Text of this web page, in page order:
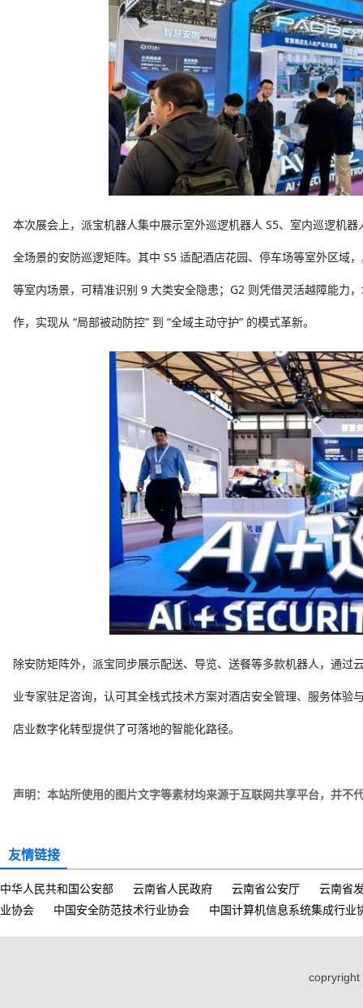
本次展会上，派宝机器人集中展示室外巡逻机器人 S5、室内巡逻机
全场景的安防巡逻矩阵。其中 S5 适配酒店花园、停车场等室外区域
等室内场景，可精准识别 9 大类安全隐患；G2 则凭借灵活越障能力
作，实现从 “局部被动防控” 到 “全域主动守护” 的模式革新。
除安防矩阵外，派宝同步展示配送、导览、送餐等多款机器人，通
业专家驻足咨询，认可其全栈式技术方案对酒店安全管理、服务体
店业数字化转型提供了可落地的智能化路径。
声明：本站所使用的图片文字等素材均来源于互联网共享平台，并
友情链接
中华人民共和国公安部 云南省人民政府 云南省公安厅
云南省
业协会
中国安全防范技术行业协会 中国计算机信息系统集成行业